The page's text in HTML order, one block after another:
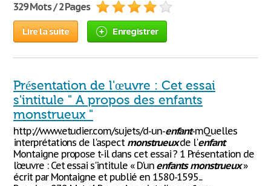
329 Mots / 2 Pages
Lire la suite Enregistrer
Présentation de l'œuvre : Cet essai
s'intitule " A propos des enfants
monstrueux "
http://www.etudier.com/sujets/d-un-enfant-mQuelles
interprétations de l'aspect monstrueuxde l'enfant
Montaigne propose t-il dans cet essai ? 1 Présentation de
l’œuvre : Cet essai s'intitule « D'un enfants monstrueux»
écrit par Montaigne et publié en 1580-1595...